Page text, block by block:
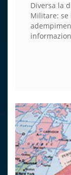
Diversa la
Militare: se